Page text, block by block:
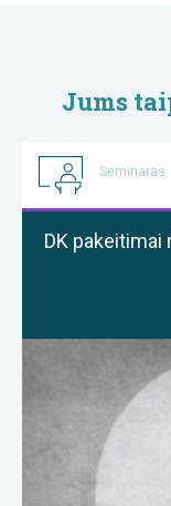
Jums
Seminaras
DK pakeitimai